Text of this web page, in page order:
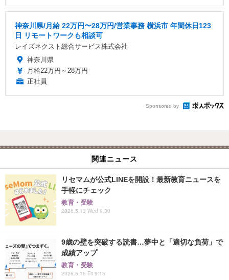
神奈川県/月給 22万円〜28万円/営業事務 横浜市 年間休日123
日 リモートワークも相談可
レイズネクスト総合サービス株式会社
神奈川県
月給22万円～28万円
正社員
Sponsored by
関連ニュース
リセマムが公式LINEを開設！最新教育ニュースを
手軽にチェック
教育・受験
2026.5.13 Wed 9:30
9歳の壁を突破する読書…夢中と「適切な負荷」で
成績アップ
教育・受験
2026.5.15 Fri 9:15